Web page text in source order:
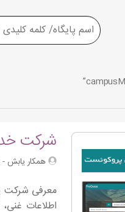
شرکت
همکار یابش -